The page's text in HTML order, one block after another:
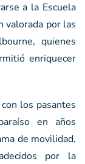
a la Escuela
valorada por las
quienes
enriquecer
los pasantes
en años
de movilidad,
por la